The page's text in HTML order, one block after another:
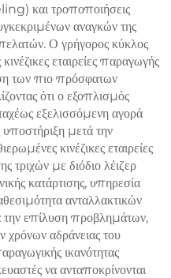
και τροποποιήσεις
αναγκών της
Ο γρήγορος κύκλος
εταιρείες παραγωγής
των πιο πρόσφατων
ότι ο εξοπλισμός
εξελισσόμενη αγορά
μετά την
κινέζικες εταιρείες
τριχών με διόδιο λέιζερ
κατάρτισης, υπηρεσία
ανταλλακτικών
την επίλυση προβλημάτων,
χρόνων αδράνειας του
ικανότητας
να ανταποκρίνονται